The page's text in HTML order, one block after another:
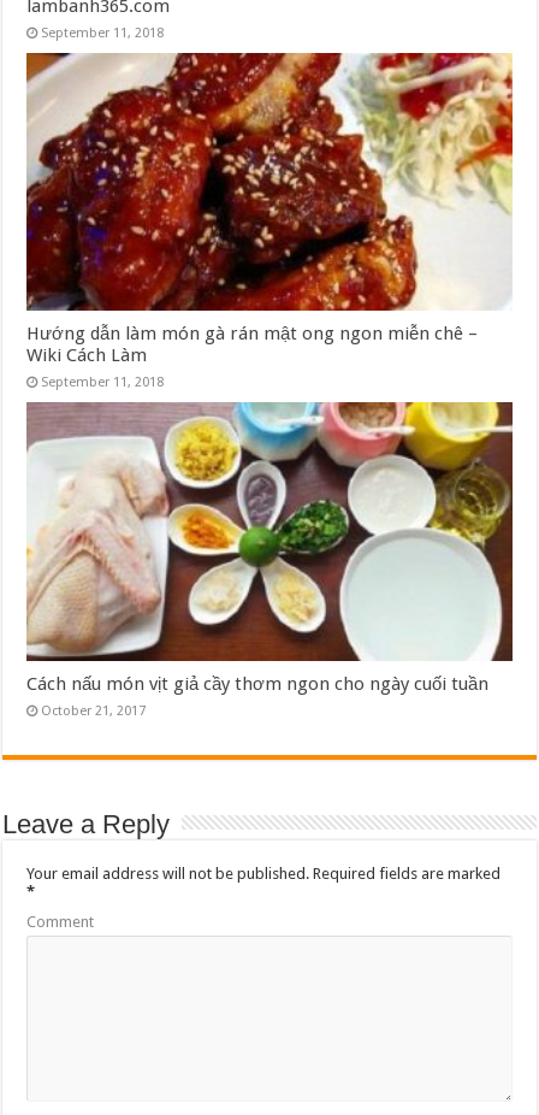
lambanh365.com
September 11, 2018
Hướng dẫn làm món gà rán mật ong ngon miễn chê –
Wiki Cách Làm
September 11, 2018
Cách nấu món vịt giả cầy thơm ngon cho ngày cuối tuần
October 21, 2017
Leave a Reply
Your email address will not be published. Required fields are marked
*
Comment